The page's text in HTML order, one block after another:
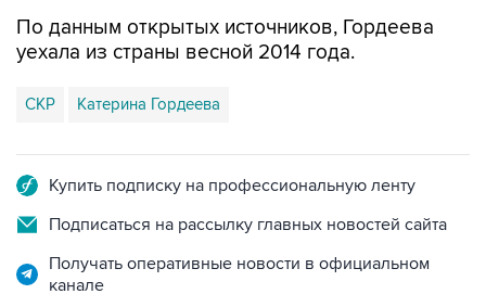
СКР Катерина Гордеева
Подписаться на рассылку главных новостей сайта
Получать оперативные новости в официальном